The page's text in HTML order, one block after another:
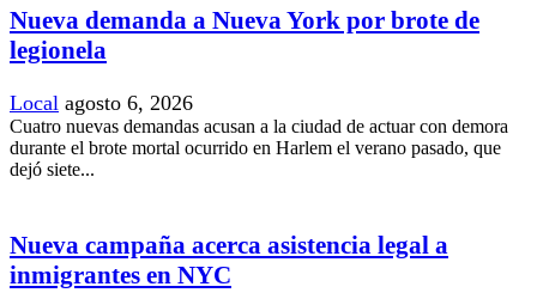
Nueva demanda a Nueva York por brote de
legionela
Local agosto 6, 2026
Cuatro nuevas demandas acusan a la ciudad de actuar con demora
durante el brote mortal ocurrido en Harlem el verano pasado, que
dejó siete...
Nueva campaña acerca asistencia legal a
inmigrantes en NYC